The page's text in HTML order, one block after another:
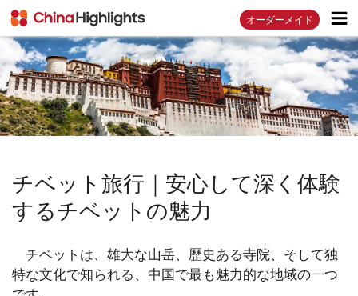
オーダーメイド
チベット旅行｜安心して深く体験
するチベットの魅力
チベットは、雄大な山岳、歴史ある寺院、そして独
特な文化で知られる、中国で最も魅力的な地域の一つ